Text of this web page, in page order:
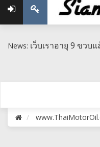
News: เว็บเราอายุ 9 ขวบ